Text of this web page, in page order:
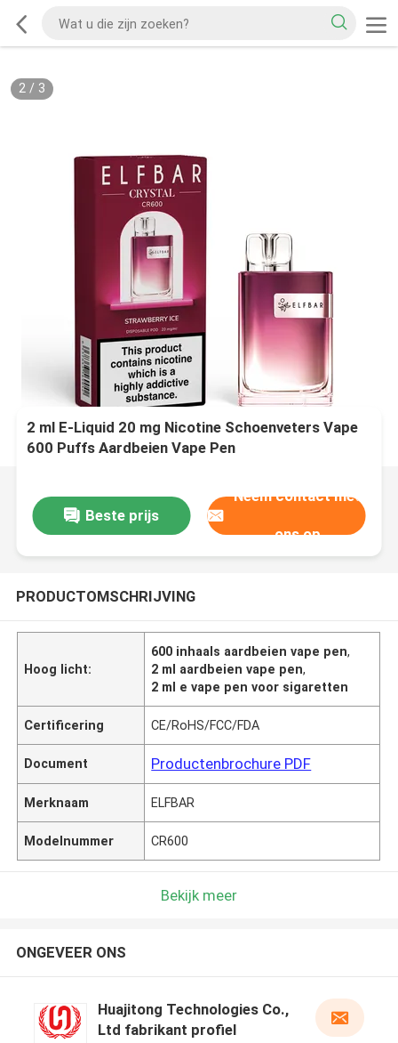
2/ 3
2 ml E-Liquid 20 mg Nicotine Schoenveters Vape
600 Puffs Aardbeien Vape Pen
Beste prijs
Neem contact met
ons op
PRODUCTOMSCHRIJVING
Hoog licht:
600 inhaals aardbeien vape pen,
2 ml aardbeien vape pen,
2 ml e vape pen voor sigaretten
Certificering CE/RoHS/FCC/FDA
Document Productenbrochure PDF
Merknaam ELFBAR
Modelnummer CR600
Bekijk meer
ONGEVEER ONS
Huajitong Technologies Co.,
Ltd fabrikant profiel